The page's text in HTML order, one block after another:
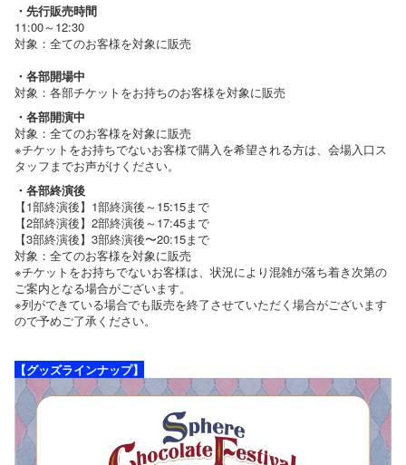
・先行販売時間
11:00～12:30
対象：全てのお客様を対象に販売
・各部開場中
対象：各部チケットをお持ちのお客様を対象に販売
・各部開演中
対象：全てのお客様を対象に販売
※チケットをお持ちでないお客様で購入を希望される方は、会場入口ス
タッフまでお声がけください。
・各部終演後
【1部終演後】1部終演後～15:15まで
【2部終演後】2部終演後～17:45まで
【3部終演後】3部終演後〜20:15まで
対象：全てのお客様を対象に販売
※チケットをお持ちでないお客様は、状況により混雑が落ち着き次第の
ご案内となる場合がございます。
※列ができている場合でも販売を終了させていただく場合がございます
ので予めご了承ください。
【グッズラインナップ】